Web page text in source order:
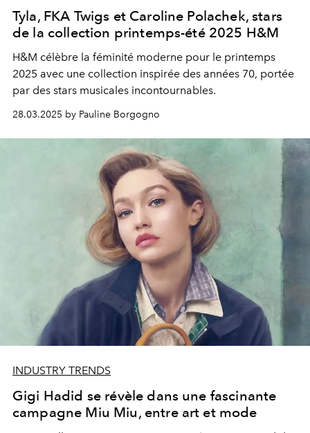
Tyla, FKA Twigs et Caroline Polachek, stars
de la collection printemps-été 2025 H&M
H&M célèbre la féminité moderne pour le printemps
2025 avec une collection inspirée des années 70, portée
par des stars musicales incontournables.
28.03.2025 by Pauline Borgogno
INDUSTRY TRENDS
Gigi Hadid se révèle dans une fascinante
campagne Miu Miu, entre art et mode